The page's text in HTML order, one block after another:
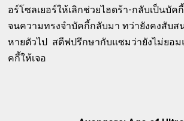
อร์โซลเยอร์ให้เลิกช่วยไฮดร้า-กลับเป็นบัค
จนความทรงจำบัคกี้กลับมา ทว่ายังคงสับ
หายตัวไป สตีฟปรึกษากับแซมว่ายังไม่ยอ
คกี้ให้เจอ